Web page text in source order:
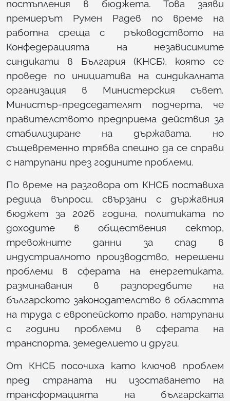
постъпления в бюджета. Това заяви
премиерът Румен Радев по време на
работна среща с ръководството на
Конфедерацията на независимите
синдикати в България (КНСБ), която се
проведе по инициатива на синдикалната
организация в Министерския съвет.
Министър-председателят подчерта, че
правителството предприема действия за
стабилизиране на държавата, но
същевременно трябва спешно да се справи
с натрупани през годините проблеми.
По време на разговора от КНСБ поставиха
редица въпроси, свързани с държавния
бюджет за 2026 година, политиката по
доходите в обществения сектор,
тревожните данни за спад в
индустриалното производство, нерешени
проблеми в сферата на енергетиката,
разминавания в разпоредбите на
българското законодателство в областта
на труда с европейското право, натрупани
с години проблеми в сферата на
транспорта, земеделието и други.
От КНСБ посочиха като ключов проблем
пред страната ни изоставането на
трансформацията на българската